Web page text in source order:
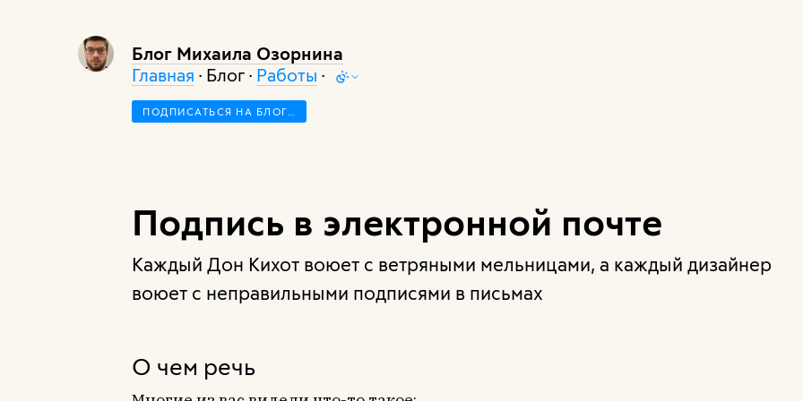
Блог Михаила Озорнина
Главная · Блог · Работы ·
ПОДПИСАТЬСЯ НА БЛОГ…
Подпись в электронной почте
Каждый Дон Кихот воюет с ветряными мельницами, а каждый дизайнер
воюет с неправильными подписями в письмах
О чем речь